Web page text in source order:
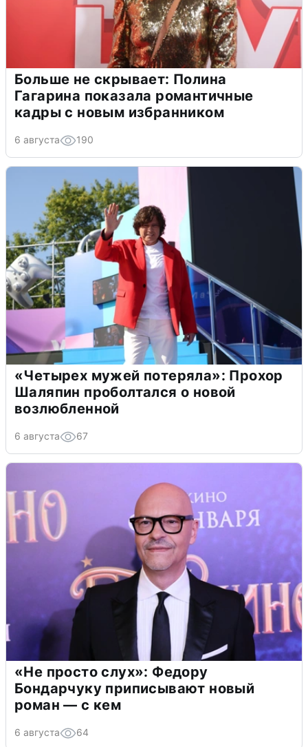
Больше не скрывает: Полина
Гагарина показала романтичные
кадры с новым избранником
6 августа 190
«Четырех мужей потеряла»: Прохор
Шаляпин проболтался о новой
возлюбленной
6 августа 67
«Не просто слух»: Федору
Бондарчуку приписывают новый
роман — с кем
6 августа 64